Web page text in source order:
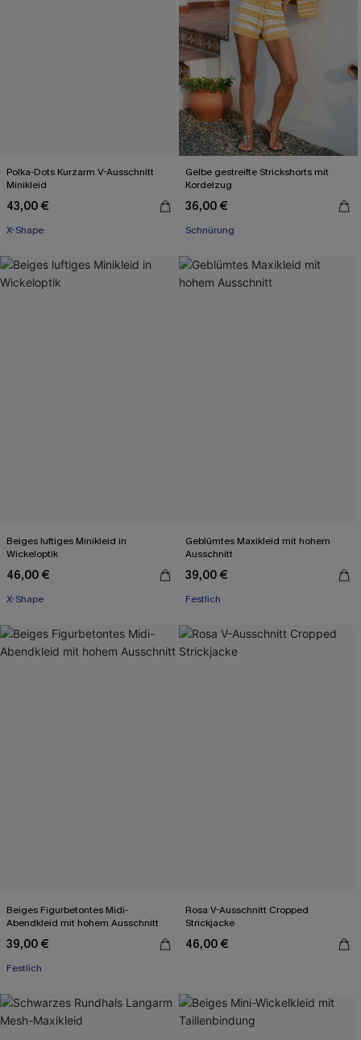
Polka-Dots Kurzarm V-Ausschnitt
Minikleid
43,00 €
X-Shape
Gelbe gestreifte Strickshorts mit
Kordelzug
36,00 €
Schnürung
Beiges luftiges Minikleid in
Wickeloptik
46,00 €
X-Shape
Geblümtes Maxikleid mit hohem
Ausschnitt
39,00 €
Festlich
Beiges Figurbetontes Midi-
Abendkleid mit hohem Ausschnitt
39,00 €
Festlich
Rosa V-Ausschnitt Cropped
Strickjacke
46,00 €